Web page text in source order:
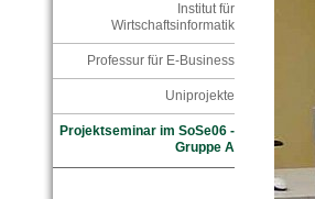
Institut für
Wirtschaftsinformatik
Professur für E-Business
Uniprojekte
Projektseminar im SoSe06 -
Gruppe A